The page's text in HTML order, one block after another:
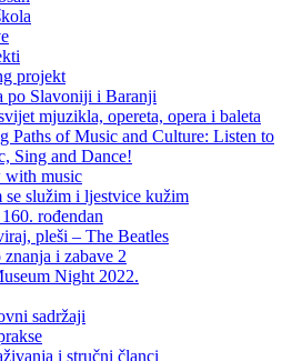
projekt
po Slavoniji i Baranji
mjuzikla, opereta, opera i baleta
Paths of Music and Culture: Listen to
Sing and Dance!
with music
se služim i ljestvice kužim
rođendan
pleši – The Beatles
i zabave 2
Night 2022.
sadržaji
i stručni članci